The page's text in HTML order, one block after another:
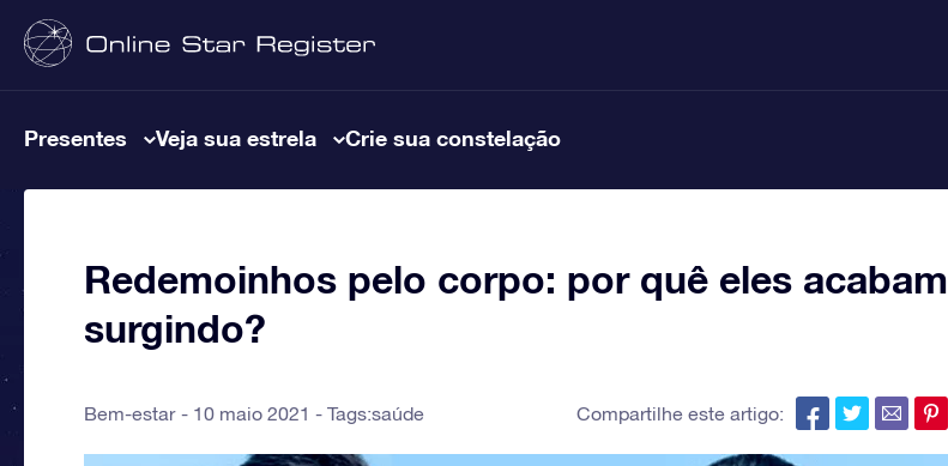
Presentes Veja sua estrela Crie sua constelação
Redemoinhos pelo corpo: por quê eles acabam
surgindo?
Bem-estar 10 maio 2021 - Tags:saúde Compartilhe este artigo: